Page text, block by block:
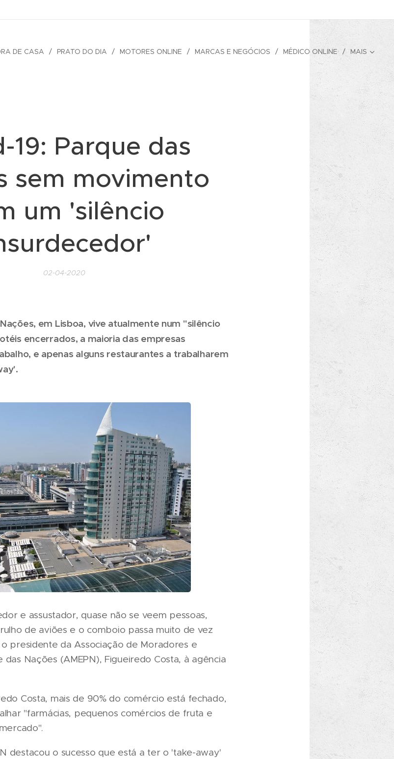
DE CASA PRATO DO DIA MOTORES ONLINE MARCAS E NEGÓCIOS MÉDICO ONLINE MAIS
19: Parque das
sem movimento
um 'silêncio
02-04-2020
em Lisboa, vive atualmente num "silêncio
encerrados, a maioria das empresas
e apenas alguns restaurantes a trabalharem
e assustador, quase não se veem pessoas,
de aviões e o comboio passa muito de vez
presidente da Associação de Moradores e
das Nações (AMEPN), Figueiredo Costa, à agência
Costa, mais de 90% do comércio está fechado,
"farmácias, pequenos comércios de fruta e
destacou o sucesso que está a ter o 'take-away'